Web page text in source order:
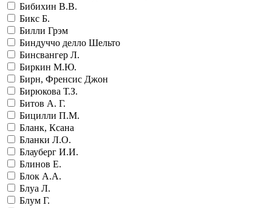
Бибихин В.В.
Бикс Б.
Билли Грэм
Биндуччо делло Шельто
Бинсвангер Л.
Биркин М.Ю.
Бирн, Френсис Джон
Бирюкова Т.З.
Битов А. Г.
Бицилли П.М.
Бланк, Ксана
Бланки Л.О.
Блауберг И.И.
Блинов Е.
Блок А.А.
Блуа Л.
Блум Г.